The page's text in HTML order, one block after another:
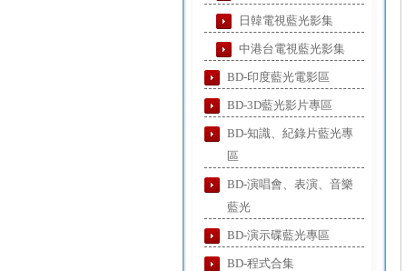
日韓電視藍光影集
中港台電視藍光影集
BD-印度藍光電影區
BD-3D藍光影片專區
BD-知識、紀錄片藍光專
區
BD-演唱會、表演、音樂
藍光
BD-演示碟藍光專區
BD-程式合集